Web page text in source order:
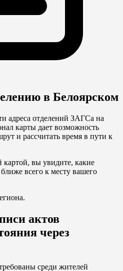
в Белоярском
адреса отделений ЗАГСа на
карты дает возможность
и рассчитать время в пути к
картой, вы увидите, какие
всего к месту вашего
актов
через
среди жителей